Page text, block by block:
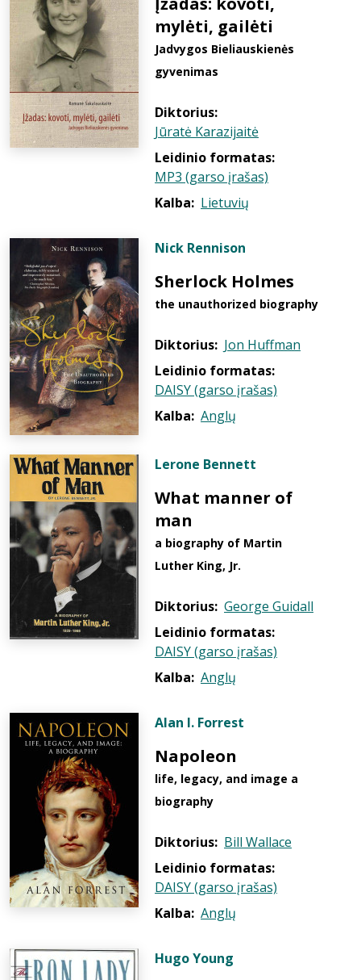
mylėti, gailėti
Jadvygos Bieliauskienės
gyvenimas
Diktorius:
Jūratė Karazijaitė
Leidinio formatas:
MP3 (garso įrašas)
Kalba: Lietuvių
Nick Rennison
Sherlock Holmes
the unauthorized biography
Diktorius: Jon Huffman
Leidinio formatas:
DAISY (garso įrašas)
Kalba: Anglų
Lerone Bennett
What manner of
man
a biography of Martin
Luther King, Jr.
Diktorius: George Guidall
Leidinio formatas:
DAISY (garso įrašas)
Kalba: Anglų
Alan I. Forrest
Napoleon
life, legacy, and image a
biography
Diktorius: Bill Wallace
Leidinio formatas:
DAISY (garso įrašas)
Kalba: Anglų
Hugo Young